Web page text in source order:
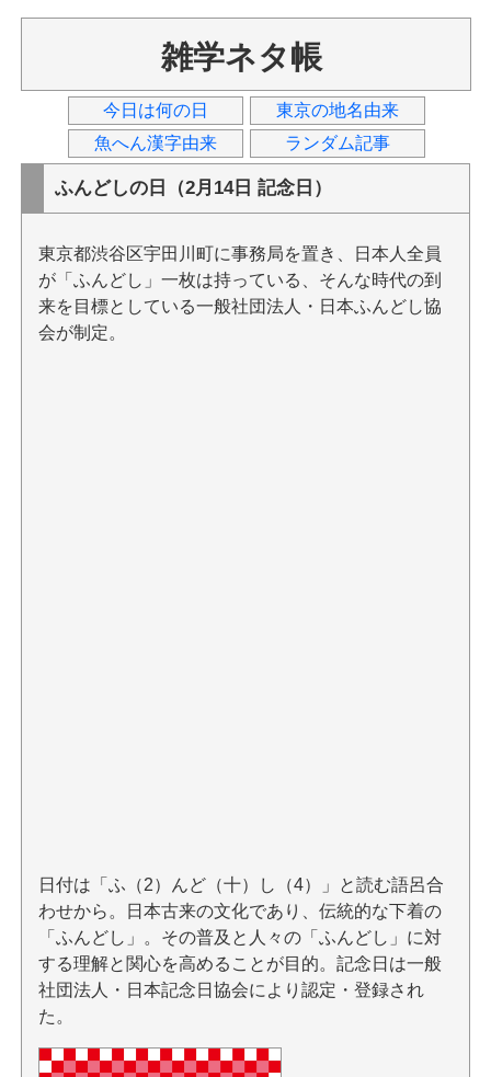
雑学ネタ帳
今日は何の日
東京の地名由来
魚へん漢字由来
ランダム記事
ふんどしの日（2月14日 記念日）
東京都渋谷区宇田川町に事務局を置き、日本人全員
が「ふんどし」一枚は持っている、そんな時代の到
来を目標としている一般社団法人・日本ふんどし協
会が制定。
日付は「ふ（2）んど（十）し（4）」と読む語呂合
わせから。日本古来の文化であり、伝統的な下着の
「ふんどし」。その普及と人々の「ふんどし」に対
する理解と関心を高めることが目的。記念日は一般
社団法人・日本記念日協会により認定・登録され
た。